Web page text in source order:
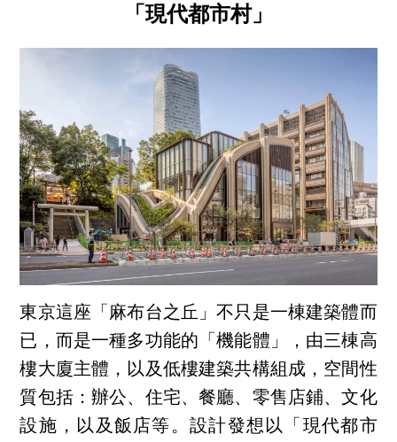
「現代都市村」
東京這座「麻布台之丘」不只是一棟建築體而
已，而是一種多功能的「機能體」，由三棟高
樓大廈主體，以及低樓建築共構組成，空間性
質包括：辦公、住宅、餐廳、零售店鋪、文化
設施，以及飯店等。設計發想以「現代都市